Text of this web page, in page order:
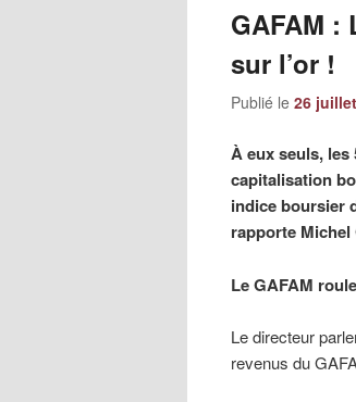
GAFAM :
sur l’or !
Publié le 26
À eux seuls,
capitalisation
indice boursier
rapporte
Le GAFAM
Le directeur
revenus du